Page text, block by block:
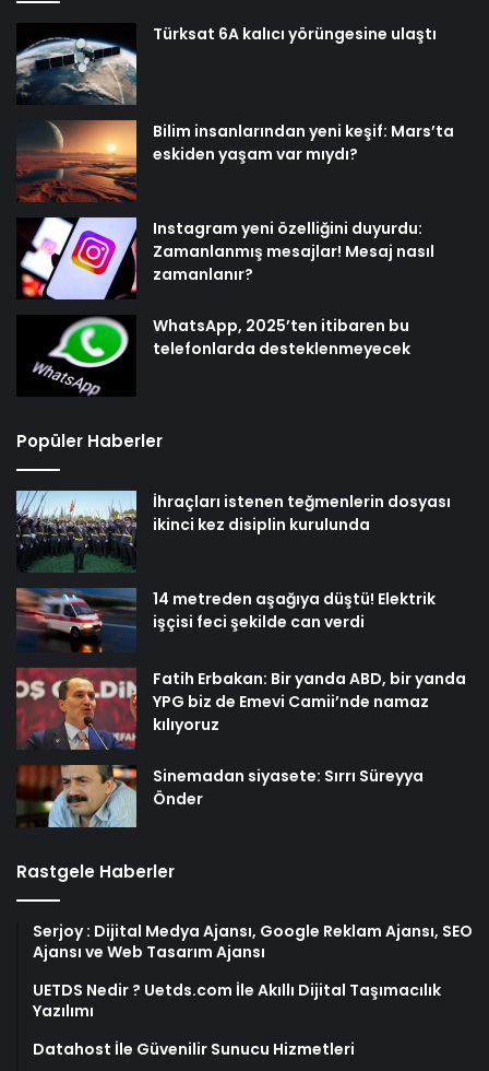
Türksat 6A kalıcı yörüngesine ulaştı
Bilim insanlarından yeni keşif: Mars’ta
eskiden yaşam var mıydı?
Instagram yeni özelliğini duyurdu:
Zamanlanmış mesajlar! Mesaj nasıl
zamanlanır?
WhatsApp, 2025’ten itibaren bu
telefonlarda desteklenmeyecek
Popüler Haberler
İhraçları istenen teğmenlerin dosyası
ikinci kez disiplin kurulunda
14 metreden aşağıya düştü! Elektrik
işçisi feci şekilde can verdi
Fatih Erbakan: Bir yanda ABD, bir yanda
YPG biz de Emevi Camii’nde namaz
kılıyoruz
Sinemadan siyasete: Sırrı Süreyya
Önder
Rastgele Haberler
Serjoy : Dijital Medya Ajansı, Google Reklam Ajansı, SEO
Ajansı ve Web Tasarım Ajansı
UETDS Nedir ? Uetds.com İle Akıllı Dijital Taşımacılık
Yazılımı
Datahost İle Güvenilir Sunucu Hizmetleri